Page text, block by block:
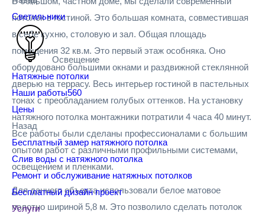
Светильники
Освещение
Натяжные потолки
Наши работы560
Цены
Назад
Бесплатный замер натяжного потолка
Слив воды с натяжного потолка
Ремонт и обслуживание натяжных потолков
Бесплатный дизайн проект
Услуги
потолок в гостиной. Это большая комната, совместившая
в себе кухню, столовую и зал. Общая площадь
помещения 32 кв.м. Это первый этаж особняка. Оно
оборудовано большими окнами и раздвижной стеклянной
дверью на террасу. Весь интерьер гостиной в пастельных
тонах с преобладанием голубых оттенков. На установку
натяжного потолка монтажники потратили 4 часа 40 минут.
Все работы были сделаны профессионалами с большим
опытом работ с различными профильными системами,
освещением и пленками.
Для данного объекта использовали белое матовое
полотно шириной 5,8 м. Это позволило сделать потолок